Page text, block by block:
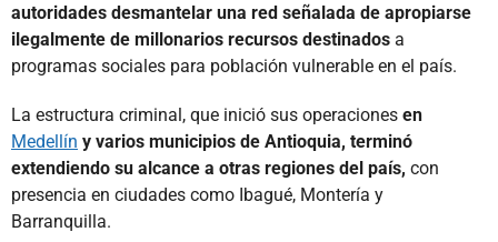
autoridades desmantelar una red señalada de apropiarse
ilegalmente de millonarios recursos destinados a
programas sociales para población vulnerable en el país.
La estructura criminal, que inició sus operaciones en
Medellín y varios municipios de Antioquia, terminó
extendiendo su alcance a otras regiones del país, con
presencia en ciudades como Ibagué, Montería y
Barranquilla.